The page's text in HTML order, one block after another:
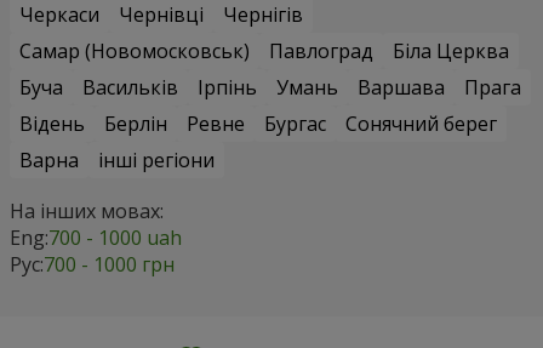
Черкаси
Чернівці
Чернігів
Самар (Новомосковськ)
Павлоград
Біла Церква
Буча
Васильків Ірпінь Умань Варшава
Прага
Відень
Берлін Ревне Бургас
Сонячний берег
Варна
інші регіони
На інших мовах:
Eng:700 - 1000 uah
Рус:700 - 1000 грн